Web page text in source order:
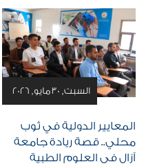
السبت, 30 مايو, 2026
المعايير الدولية في ثوب
محلي.. قصة ريادة جامعة
آزال في العلوم الطبية